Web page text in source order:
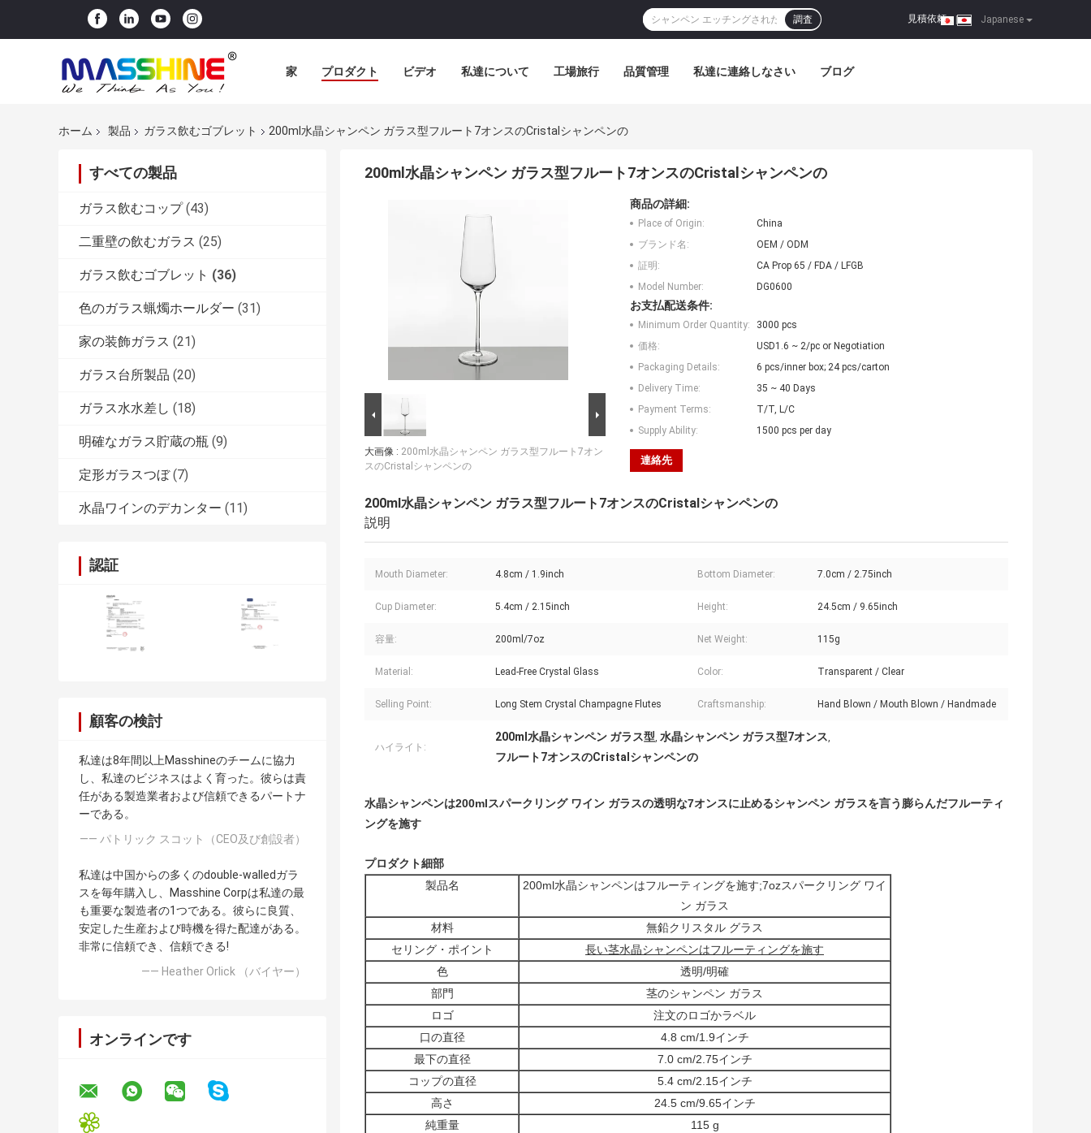
Japanese
見積依頼 |
調査
家 プロダクト ビデオ 私達について 工場旅行 品質管理 私達に連絡しなさい ブログ
ホーム 製品 ガラス飲むゴブレット 200ml水晶シャンペン ガラス型フルート7オンスのCristalシャンペンの
すべての製品
ガラス飲むコップ (43)
二重壁の飲むガラス (25)
ガラス飲むゴブレット (36)
色のガラス蝋燭ホールダー (31)
家の装飾ガラス (21)
ガラス台所製品 (20)
ガラス水水差し (18)
明確なガラス貯蔵の瓶 (9)
定形ガラスつぼ (7)
水晶ワインのデカンター (11)
認証
顧客の検討
私達は8年間以上Masshineのチームに協力
し、私達のビジネスはよく育った。彼らは責
任がある製造業者および信頼できるパートナ
ーである。
—— パトリック スコット（CEO及び創設者）
私達は中国からの多くのdouble-walledガラ
スを毎年購入し、Masshine Corpは私達の最
も重要な製造者の1つである。彼らに良質、
安定した生産および時機を得た配達がある。
非常に信頼でき、信頼できる!
—— Heather Orlick （バイヤー）
オンラインです
200ml水晶シャンペン ガラス型フルート7オンスのCristalシャンペンの
大画像 : 200ml水晶シャンペン ガラス型フルート7オン
スのCristalシャンペンの
商品の詳細:
Place of Origin:
China
ブランド名:
OEM / ODM
証明:
CA Prop 65 / FDA / LFGB
Model Number:
DG0600
お支払配送条件:
Minimum Order Quantity:
3000 pcs
価格:
USD1.6 ~ 2/pc or Negotiation
Packaging Details:
6 pcs/inner box; 24 pcs/carton
Delivery Time:
35 ~ 40 Days
Payment Terms:
T/T, L/C
Supply Ability:
1500 pcs per day
連絡先
200ml水晶シャンペン ガラス型フルート7オンスのCristalシャンペンの
説明
Mouth Diameter: 4.8cm / 1.9inch Bottom Diameter: 7.0cm / 2.75inch
Cup Diameter: 5.4cm / 2.15inch Height: 24.5cm / 9.65inch
容量: 200ml/7oz Net Weight: 115g
Material: Lead-Free Crystal Glass Color: Transparent / Clear
Selling Point: Long Stem Crystal Champagne Flutes Craftsmanship: Hand Blown / Mouth Blown / Handmade
ハイライト:
200ml水晶シャンペン ガラス型, 水晶シャンペン ガラス型7オンス,
フルート7オンスのCristalシャンペンの
水晶シャンペンは200mlスパークリング ワイン ガラスの透明な7オンスに止めるシャンペン ガラスを言う膨らんだフルーティ
ングを施す
プロダクト細部
製品名
200ml水晶シャンペンはフルーティングを施す;7ozスパークリング ワイ
ン ガラス
材料
無鉛クリスタル グラス
セリング・ポイント
長い茎水晶シャンペンはフルーティングを施す
色
透明/明確
部門
茎のシャンペン ガラス
ロゴ
注文のロゴかラベル
口の直径
4.8 cm/1.9インチ
最下の直径
7.0 cm/2.75インチ
コップの直径
5.4 cm/2.15インチ
高さ
24.5 cm/9.65インチ
純重量
115 g